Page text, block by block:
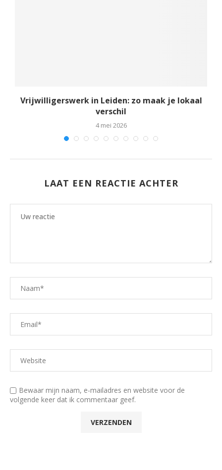
Vrijwilligerswerk in Leiden: zo maak je lokaal
verschil
4 mei 2026
LAAT EEN REACTIE ACHTER
Bewaar mijn naam, e-mailadres en website voor de
volgende keer dat ik commentaar geef.